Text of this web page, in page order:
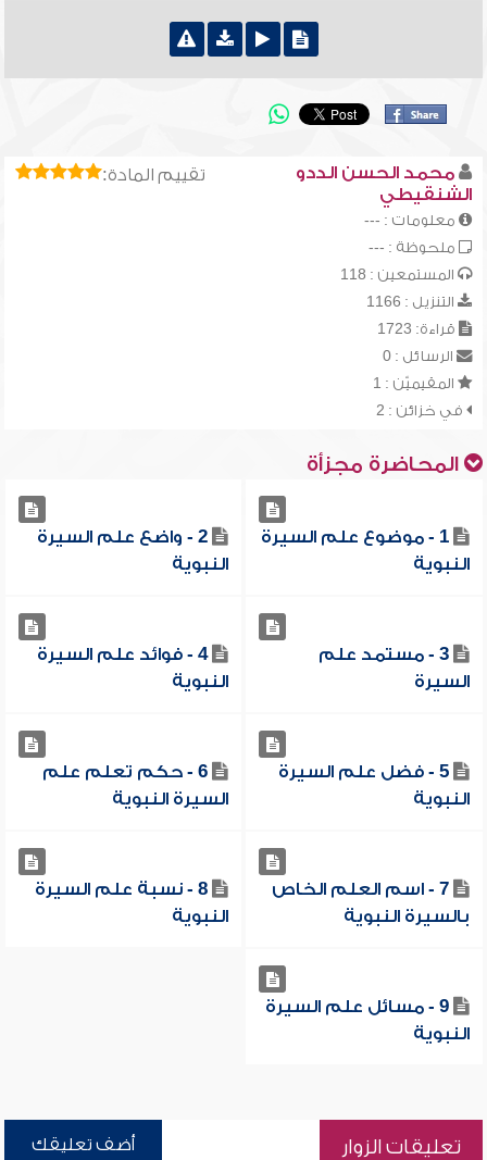
تقييم المادة:
محمد الحسن الددو
الشنقيطي
معلومات : ---
ملحوظة : ---
المستمعين : 118
التنزيل : 1166
قراءة: 1723
الرسائل : 0
المقيميّن : 1
في خزائن : 2
المحاضرة مجزأة
1 - موضوع علم السيرة
النبوية
2 - واضع علم السيرة
النبوية
3 - مستمد علم
السيرة
4 - فوائد علم السيرة
النبوية
5 - فضل علم السيرة
النبوية
6 - حكم تعلم علم
السيرة النبوية
7 - اسم العلم الخاص
بالسيرة النبوية
8 - نسبة علم السيرة
النبوية
9 - مسائل علم السيرة
النبوية
تعليقات الزوار أضف تعليقك